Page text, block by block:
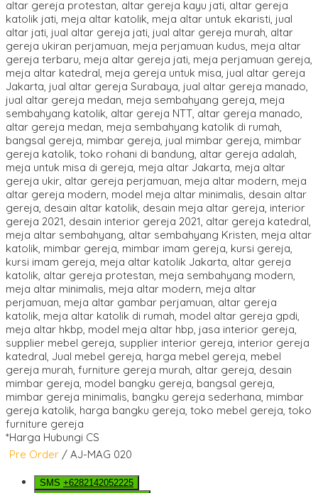
*Harga Hubungi CS
Pre Order / AJ-MAG 020
SMS +6282142052225